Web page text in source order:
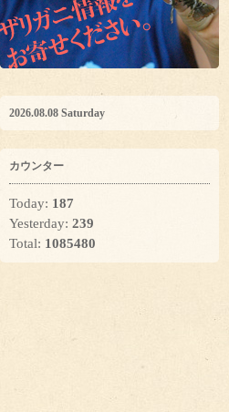
2026.08.08 Saturday
カウンター
Today: 187
Yesterday: 239
Total: 1085480